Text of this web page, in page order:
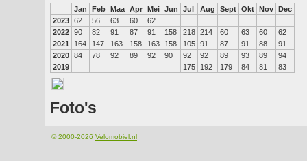
Jan Feb Maa Apr Mei Jun Jul Aug Sept Okt Nov Dec
2023 62 56 63 60
62
2022 90 82 91 87 91 158 218 214 60 63 60
62
2021
164 147 163 158 163 158 105 91 87 91 88
91
2020 84 78 92 89 92 90 92 92 89 93 89
94
2019
175 192 179 84 81 83
Foto's
© 2000-2026 Velomobiel.nl